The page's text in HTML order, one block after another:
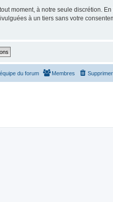
moment, à notre seule discrétion.
à un tiers sans votre
Membres
du forum